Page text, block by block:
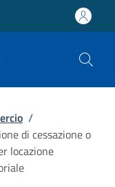
/
di cessazione o
locazione